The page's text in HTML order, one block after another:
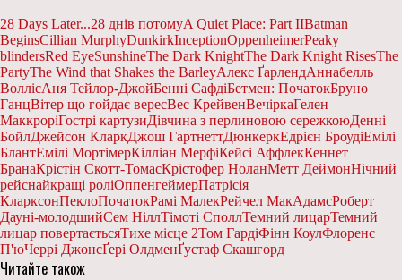
28 Days Later...28 днів потомуA Quiet Place: Part IIBatman
BeginsCillian MurphyDunkirkInceptionOppenheimerPeaky
blindersRed EyeSunshineThe Dark KnightThe Dark Knight RisesThe
PartyThe Wind that Shakes the BarleyАлекс ҐарлендАннабелль
ВоллісАня Тейлор-ДжойБенні СафдіБетмен: ПочатокБруно
ГанцВітер що гойдає вересВес КрейвенВечіркаГелен
МаккроріГострі картузиДівчина з перлиновою сережкоюДенні
БойлДжейсон КларкДжош ГартнеттДюнкеркЕдрієн БроудіЕмілі
БлантЕмілі МортімерКілліан МерфіКейсі АффлекКеннет
БранаКрістін Скотт-ТомасКрістофер НоланМетт ДеймонНічний
рейснайкращі роліОппенгеймерПатрісія
КларксонПеклоПочатокРамі МалекРейчел МакАдамсРоберт
Дауні-молодшийСем НіллТімоті СполлТемний лицарТемний
лицар повертаєтьсяТихе місце 2Том ГардіФінн КоулФлоренс
П'юЧеррі ДжонсҐері ОлдменҐустаф Скашгорд
Читайте також